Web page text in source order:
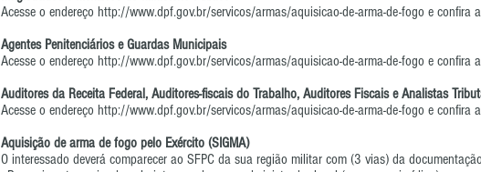
Acesse o endereço http://www.dpf.gov.br/servicos/armas/aquisicao-de-arma-de-fogo e confira
Agentes Penitenciários e Guardas Municipais
Acesse o endereço http://www.dpf.gov.br/servicos/armas/aquisicao-de-arma-de-fogo e confira
Auditores da Receita Federal, Auditores-fiscais do Trabalho, Auditores Fiscais e Analistas
Acesse o endereço http://www.dpf.gov.br/servicos/armas/aquisicao-de-arma-de-fogo e confira
Aquisição de arma de fogo pelo Exército (SIGMA)
O interessado deverá comparecer ao SFPC da sua região militar com (3 vias) da